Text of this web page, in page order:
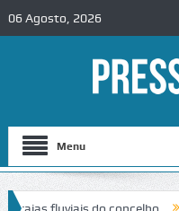
06 Agosto, 2026
Menu